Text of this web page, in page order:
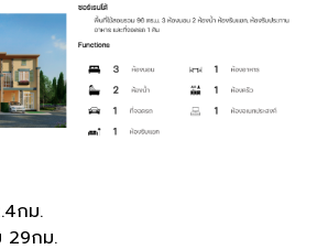
กม.
29กม.